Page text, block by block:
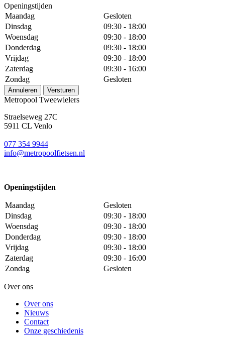
Openingstijden
Maandag
Gesloten
Dinsdag
09:30 - 18:00
Woensdag
09:30 - 18:00
Donderdag
09:30 - 18:00
Vrijdag
09:30 - 18:00
Zaterdag
09:30 - 16:00
Zondag
Gesloten
Annuleren Versturen
Metropool Tweewielers
Straelseweg 27C
5911 CL Venlo
077 354 9944
info@metropoolfietsen.nl
Openingstijden
Maandag
Gesloten
Dinsdag
09:30 - 18:00
Woensdag
09:30 - 18:00
Donderdag
09:30 - 18:00
Vrijdag
09:30 - 18:00
Zaterdag
09:30 - 16:00
Zondag
Gesloten
Over ons
Over ons
Nieuws
Contact
Onze geschiedenis